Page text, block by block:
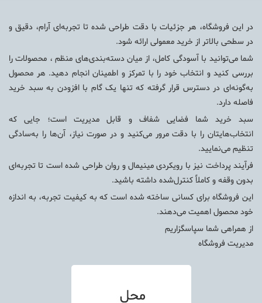
در این فروشگاه، هر جزئیات با دقت طراحی شده تا تجربه‌ای آرام، دقیق و
در سطحی بالاتر از خرید معمولی ارائه شود.
شما می‌توانید با آسودگی کامل، از میان دسته‌بندی‌های منظم ، محصولات را
بررسی کنید و انتخاب خود را با تمرکز و اطمینان انجام دهید. هر محصول
به‌گونه‌ای در دسترس قرار گرفته که تنها یک گام با افزودن به سبد خرید
فاصله دارد.
سبد خرید شما فضایی شفاف و قابل مدیریت است؛ جایی که
انتخاب‌هایتان را با دقت مرور می‌کنید و در صورت نیاز، آن‌ها را به‌سادگی
تنظیم می‌نمایید.
فرآیند پرداخت نیز با رویکردی مینیمال و روان طراحی شده است تا تجربه‌ای
بدون وقفه و کاملاً کنترل‌شده داشته باشید.
این فروشگاه برای کسانی ساخته شده است که به کیفیت تجربه، به اندازه
خود محصول اهمیت می‌دهند.
از همراهی شما سپاسگزاریم
مدیریت فروشگاه